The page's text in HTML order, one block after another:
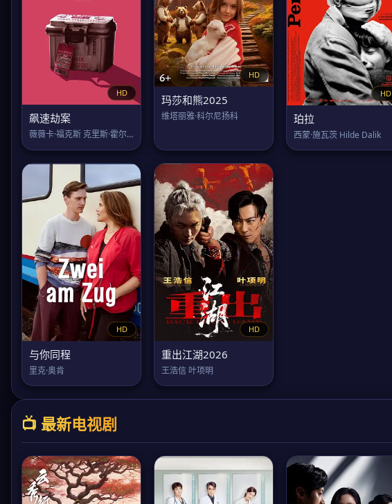
HD
飙速劫案
薇薇卡·福克斯 克里斯·霍尔登
HD
玛莎和熊2025
维塔丽雅·科尔尼扬科
HD
珀拉
西蒙·施瓦茨 Hilde Dalik
HD
与你同程
里克·奥肯
HD
重出江湖2026
王浩信 叶项明
📺 最新电视剧